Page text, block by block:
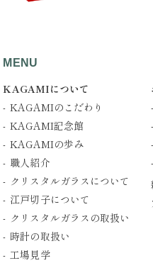
MENU
KAGAMIについて
KAGAMIのこだわり
KAGAMI記念館
KAGAMIの歩み
職人紹介
クリスタルガラスについて
江戸切子について
クリスタルガラスの取扱い
時計の取扱い
工場見学